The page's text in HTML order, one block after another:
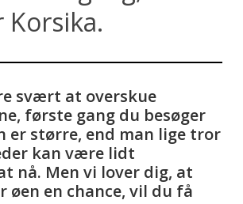
Korsika.
svært at overskue
første gang du besøger
er større, end man lige tror
kan være lidt
nå. Men vi lover dig, at
øen en chance, vil du få